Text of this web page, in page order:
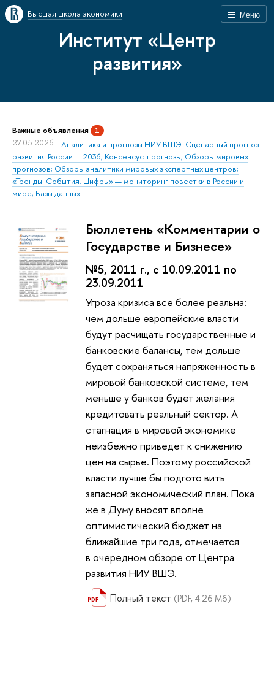
Меню
Высшая школа экономики
Институт «Центр
развития»
Важные объявления 1
27.05.2026
Аналитика и прогнозы НИУ ВШЭ: Сценарный прогноз
развития России — 2036; Консенсус-прогнозы; Обзоры мировых
прогнозов; Обзоры аналитики мировых экспертных центров;
«Тренды. События. Цифры» — мониторинг повестки в России и
мире; Базы данных.
Бюллетень «Комментарии о
Государстве и Бизнесе»
№5, 2011 г., с 10.09.2011 по
23.09.2011
Угроза кризиса все более реальна:
чем дольше европейские власти
будут расчищать государственные и
банковские балансы, тем дольше
будет сохраняться напряженность в
мировой банковской системе, тем
меньше у банков будет желания
кредитовать реальный сектор. А
стагнация в мировой экономике
неизбежно приведет к снижению
цен на сырье. Поэтому российской
власти лучше бы подгото вить
запасной экономический план. Пока
же в Думу вносят вполне
оптимистический бюджет на
ближайшие три года, отмечается
в очередном обзоре от Центра
развития НИУ ВШЭ.
Полный текст (PDF, 4.26 Мб)